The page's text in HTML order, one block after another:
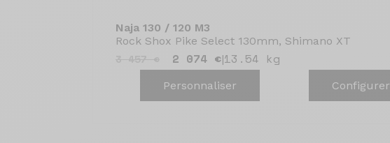
Naja 130 / 120 M3
Rock Shox Pike Select 130mm, Shimano XT
2 074 €|13.54 kg
Personnaliser Configurer